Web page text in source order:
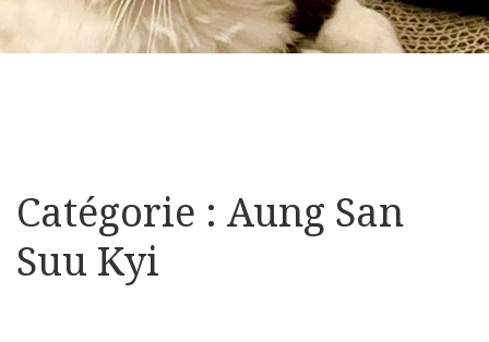
Catégorie : Aung San
Suu Kyi